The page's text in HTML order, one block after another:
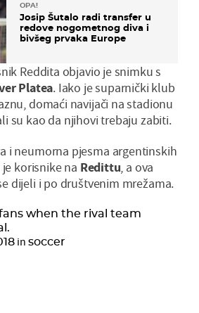
OPA!
Josip Šutalo radi transfer u
redove nogometnog diva i
bivšeg prvaka Europe
Reddita objavio je snimku s
Platea. Iako je suparnički klub
domaći navijači na stadionu
su kao da njihovi trebaju zabiti.
i neumorna pjesma argentinskih
korisnike na Redittu, a ova
dijeli i po društvenim mrežama.
when the rival team
in soccer